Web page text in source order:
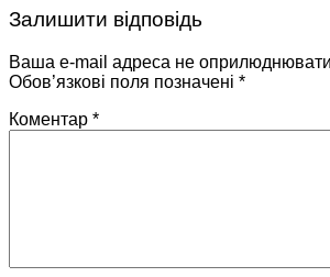
Залишити відповідь
Ваша e-mail адреса не
Обов’язкові поля позначені *
Коментар *